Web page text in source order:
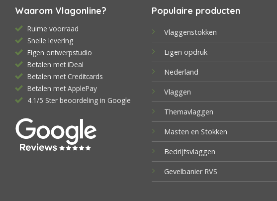
Waarom Vlagonline?
Ruime voorraad
Snelle levering
Eigen ontwerpstudio
Betalen met iDeal
Betalen met Creditcards
Betalen met ApplePay
4.1/5 Ster beoordeling in Google
Populaire producten
Vlaggenstokken
Eigen opdruk
Nederland
Vlaggen
Themavlaggen
Masten en Stokken
Bedrijfsvlaggen
Gevelbanier RVS